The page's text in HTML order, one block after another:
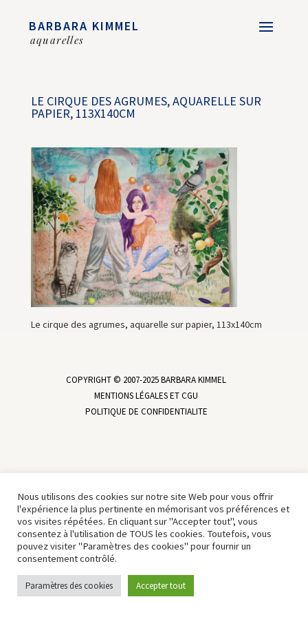
BARBARA KIMMEL
aquarelles
LE CIRQUE DES AGRUMES, AQUARELLE SUR
PAPIER, 113X140CM
Le cirque des agrumes, aquarelle sur papier, 113x140cm
COPYRIGHT © 2007-2025 BARBARA KIMMEL
MENTIONS LÉGALES ET CGU
POLITIQUE DE CONFIDENTIALITE
Nous utilisons des cookies sur notre site Web pour vous offrir
l'expérience la plus pertinente en mémorisant vos préférences et
vos visites répétées. En cliquant sur "Accepter tout", vous
consentez à l'utilisation de TOUS les cookies. Toutefois, vous
pouvez visiter "Paramètres des cookies" pour fournir un
consentement contrôlé.
Paramètres des cookies Accepter tout